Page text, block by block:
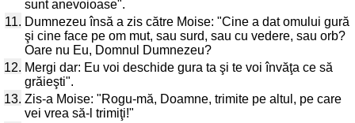
sunt anevoioase".
11. Dumnezeu însă a zis către Moise: "Cine a dat omului gură
şi cine face pe om mut, sau surd, sau cu vedere, sau orb?
Oare nu Eu, Domnul Dumnezeu?
12. Mergi dar: Eu voi deschide gura ta şi te voi învăţa ce să
grăieşti".
13. Zis-a Moise: "Rogu-mă, Doamne, trimite pe altul, pe care
vei vrea să-l trimiţi!"